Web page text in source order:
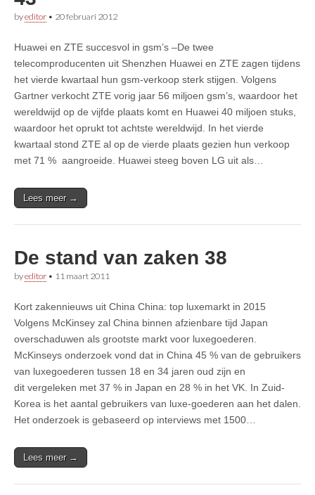
byeditor • 20 februari 2012
Huawei en ZTE succesvol in gsm’s –De twee
telecomproducenten uit Shenzhen Huawei en ZTE zagen tijdens
het vierde kwartaal hun gsm-verkoop sterk stijgen. Volgens
Gartner verkocht ZTE vorig jaar 56 miljoen gsm’s, waardoor het
wereldwijd op de vijfde plaats komt en Huawei 40 miljoen stuks,
waardoor het oprukt tot achtste wereldwijd. In het vierde
kwartaal stond ZTE al op de vierde plaats gezien hun verkoop
met 71 % aangroeide. Huawei steeg boven LG uit als…
Lees meer →
De stand van zaken 38
byeditor • 11 maart 2011
Kort zakennieuws uit China China: top luxemarkt in 2015
Volgens McKinsey zal China binnen afzienbare tijd Japan
overschaduwen als grootste markt voor luxegoederen.
McKinseys onderzoek vond dat in China 45 % van de gebruikers
van luxegoederen tussen 18 en 34 jaren oud zijn en
dit vergeleken met 37 % in Japan en 28 % in het VK. In Zuid-
Korea is het aantal gebruikers van luxe-goederen aan het dalen.
Het onderzoek is gebaseerd op interviews met 1500…
Lees meer →